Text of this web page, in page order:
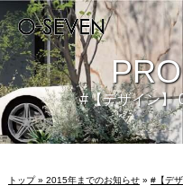
#【デザイン】
トップ » 2015年までのお知らせ» #【デ